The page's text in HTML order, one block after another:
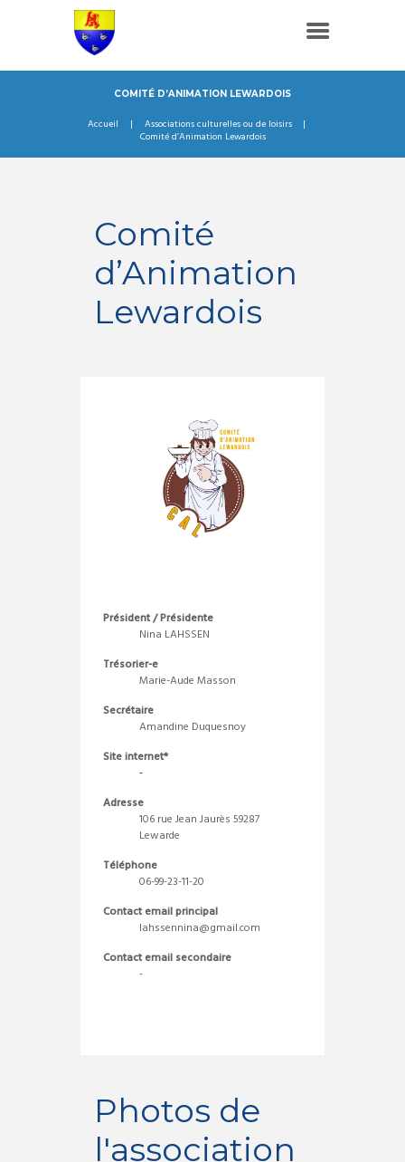
COMITÉ D’ANIMATION LEWARDOIS
Accueil
Associations culturelles ou de loisirs
Comité d’Animation Lewardois
Comité
d’Animation
Lewardois
Président / Présidente
Nina LAHSSEN
Trésorier-e
Marie-Aude Masson
Secrétaire
Amandine Duquesnoy
Site internet*
-
Adresse
106 rue Jean Jaurès 59287
Lewarde
Téléphone
06-99-23-11-20
Contact email principal
lahssennina@gmail.com
Contact email secondaire
-
Photos de
l'association